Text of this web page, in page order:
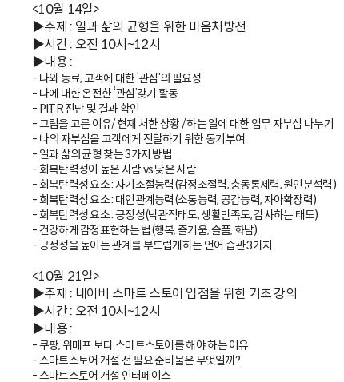
<10월 14일>
▶주제 : 일과 삶의 균형을 위한 마음처방전
▶시간 : 오전 10시~12시
▶내용 :
- 나와 동료, 고객에 대한 ‘관심’의 필요성
- 나에 대한 온전한 ‘관심’갖기 활동
- PITR 진단 및 결과 확인
- 그림을 고른 이유/ 현재 처한 상황 / 하는 일에 대한 업무 자부심 나누기
- 나의 자부심을 고객에게 전달하기 위한 동기부여
- 일과 삶의 균형 찾는 3가지 방법
- 회복탄력성이 높은 사람 vs 낮은 사람
- 회복탄력성 요소 : 자기조절능력(감정조절력, 충동통제력, 원인분석력)
- 회복탄력성 요소 : 대인관계능력(소통능력, 공감능력, 자아확장력)
- 회복탄력성 요소 : 긍정성(낙관적태도, 생활만족도, 감사하는 태도)
- 건강하게 감정표현하는 법(행복, 즐거움, 슬픔, 화남)
- 긍정성을 높이는 관계를 부드럽게하는 언어 습관 3가지
<10월 21일>
▶주제 : 네이버 스마트 스토어 입점을 위한 기초 강의
▶시간 : 오전 10시~12시
▶내용 :
- 쿠팡, 위메프 보다 스마트스토어를 해야 하는 이유
- 스마트스토어 개설 전 필요 준비물은 무엇일까?
- 스마트스토어 개설 인터페이스